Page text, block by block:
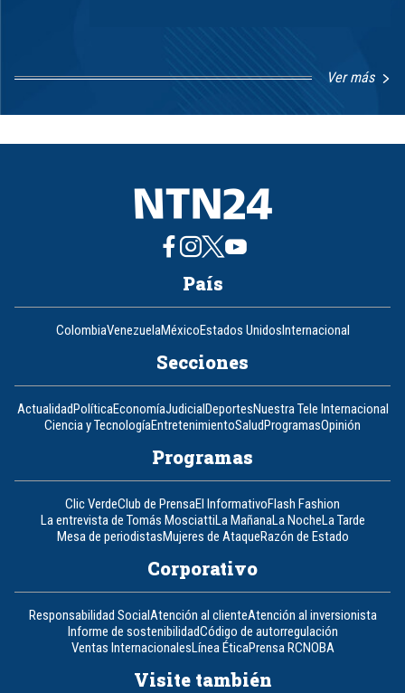
Ver más
1
8
País
ColombiaVenezuelaMéxicoEstados UnidosInternacional
Secciones
ActualidadPolíticaEconomíaJudicialDeportesNuestra Tele Internacional
Ciencia y TecnologíaEntretenimientoSaludProgramasOpinión
Programas
Clic VerdeClub de PrensaEl InformativoFlash Fashion
La entrevista de Tomás MosciattiLa MañanaLa NocheLa Tarde
Mesa de periodistasMujeres de AtaqueRazón de Estado
Corporativo
Responsabilidad SocialAtención al clienteAtención al inversionista
Informe de sostenibilidadCódigo de autorregulación
Ventas InternacionalesLínea ÉticaPrensa RCNOBA
Visite también